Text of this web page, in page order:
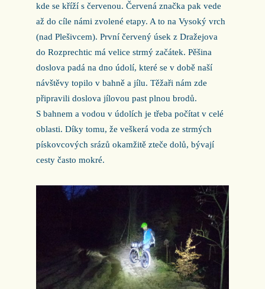
kde se kříží s červenou. Červená značka pak vede
až do cíle námi zvolené etapy. A to na Vysoký vrch
(nad Plešivcem). První červený úsek z Dražejova
do Rozprechtic má velice strmý začátek. Pěšina
doslova padá na dno údolí, které se v době naší
návštěvy topilo v bahně a jílu. Těžaři nám zde
připravili doslova jílovou past plnou brodů.
S bahnem a vodou v údolích je třeba počítat v celé
oblasti. Díky tomu, že veškerá voda ze strmých
pískovcových srázů okamžitě zteče dolů, bývají
cesty často mokré.